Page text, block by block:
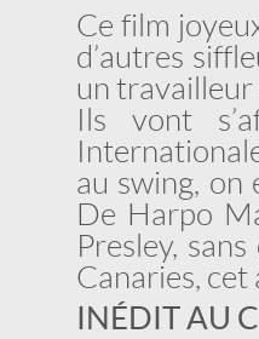
Ce film
d’autres
un
Ils vont
au swing, on
De Harpo
Presley,
Canaries, cet
INÉDIT AU